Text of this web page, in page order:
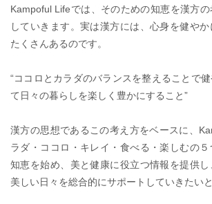
Kampoful Lifeでは、そのための知恵を漢方
していきます。 実は漢方には、心身を健や
たくさんあるのです。
“ココロとカラダのバランスを整えることで健
て日々の暮らしを楽しく豊かにすること”
漢方の思想であるこの考え方をベースに、
ラダ・ココロ・キレイ・食べる・楽しむの
知恵を始め、 美と健康に役立つ情報を提供し
美しい日々を総合的にサポートしていきたい